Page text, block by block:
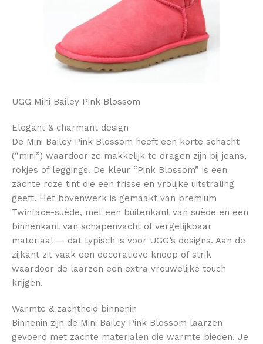
UGG Mini Bailey Pink Blossom
Elegant & charmant design
De Mini Bailey Pink Blossom heeft een korte schacht
(“mini”) waardoor ze makkelijk te dragen zijn bij jeans,
rokjes of leggings. De kleur “Pink Blossom” is een
zachte roze tint die een frisse en vrolijke uitstraling
geeft. Het bovenwerk is gemaakt van premium
Twinface-suède, met een buitenkant van suède en een
binnenkant van schapenvacht of vergelijkbaar
materiaal — dat typisch is voor UGG’s designs. Aan de
zijkant zit vaak een decoratieve knoop of strik
waardoor de laarzen een extra vrouwelijke touch
krijgen.
Warmte & zachtheid binnenin
Binnenin zijn de Mini Bailey Pink Blossom laarzen
gevoerd met zachte materialen die warmte bieden. Je